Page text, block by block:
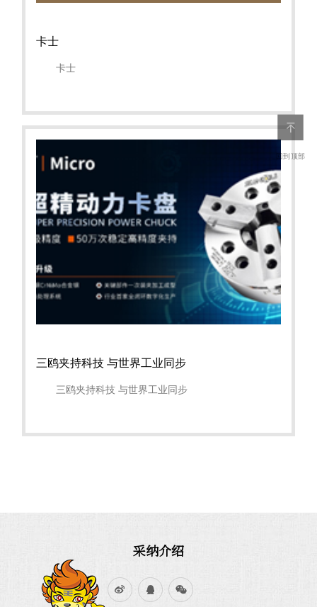
卡士
卡士
三鸥夹持科技 与世界工业同步
三鸥夹持科技 与世界工业同步
采纳介绍
回到顶部